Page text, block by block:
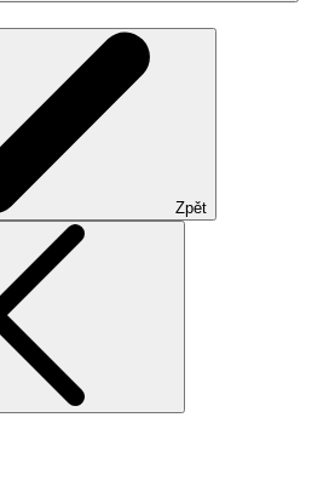
Zpět